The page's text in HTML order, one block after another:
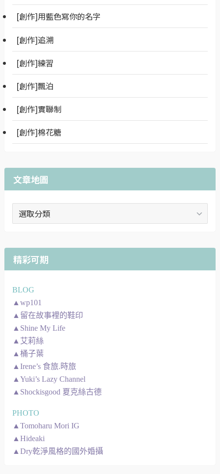
[創作]用藍色寫你的名字
[創作]追溯
[創作]練習
[創作]飄泊
[創作]實聯制
[創作]棉花糖
文章地圖
文
章
圖
精彩可期
BLOG
▲wp101
▲留在故事裡的鞋印
▲Shine My Life
▲艾莉絲
▲桶子葉
▲Irene’s 食旅.時旅
▲Yuki’s Lazy Channel
▲Shockisgood 夏克絲古德
PHOTO
▲Tomoharu Mori IG
▲Hideaki
▲Dry乾淨風格的國外婚攝